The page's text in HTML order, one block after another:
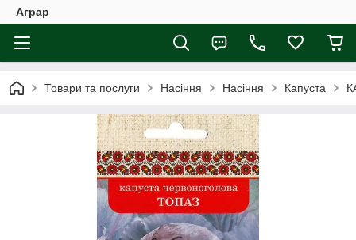
Аграр
Товари та послуги Насіння Насіння Капуста